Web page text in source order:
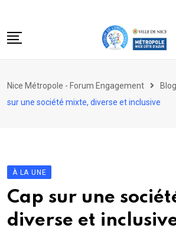
to
Le forum
Nice Métropole - Forum Engagement Blog
sur une société mixte, diverse et inclusive
À LA UNE
Cap sur une
diverse et